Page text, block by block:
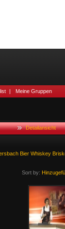
| Meine Gruppen
Detailansicht
Bier Whiskey
Sort by: